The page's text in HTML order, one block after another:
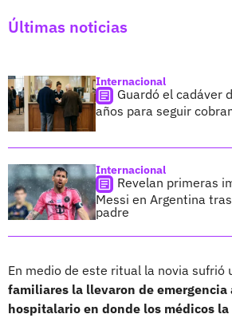
Últimas noticias
Internacional
Guardó el cadáver
años para seguir
Internacional
Revelan primeras
Messi en Argentina
padre
En medio de este ritual la novia sufrió
familiares la llevaron de emergencia
hospitalario en donde los médicos